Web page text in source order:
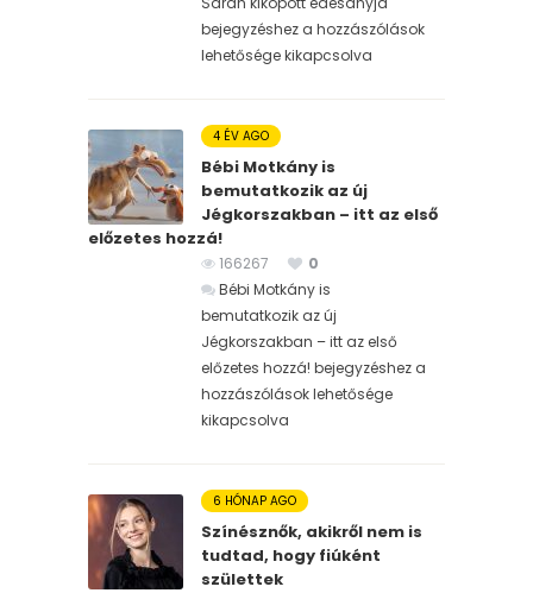
bejegyzéshez a hozzászólások
lehetősége kikapcsolva
4 ÉV AGO
Bébi Motkány is
bemutatkozik az új
Jégkorszakban – itt az első
előzetes hozzá!
166267
0
Bébi Motkány is
bemutatkozik az új
Jégkorszakban – itt az első
előzetes hozzá! bejegyzéshez a
hozzászólások lehetősége
kikapcsolva
6 HÓNAP AGO
Színésznők, akikről nem is
tudtad, hogy fiúként
születtek